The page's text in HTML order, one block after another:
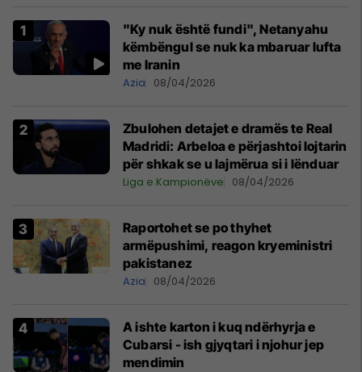
"Ky nuk është fundi", Netanyahu
këmbëngul se nuk ka mbaruar lufta
me Iranin
Azia 08/04/2026
Zbulohen detajet e dramës te Real
Madridi: Arbeloa e përjashtoi lojtarin
për shkak se u lajmërua si i lënduar
Liga e Kampionëve 08/04/2026
Raportohet se po thyhet
armëpushimi, reagon kryeministri
pakistanez
Azia 08/04/2026
A ishte karton i kuq ndërhyrja e
Cubarsi - ish gjyqtari i njohur jep
mendimin